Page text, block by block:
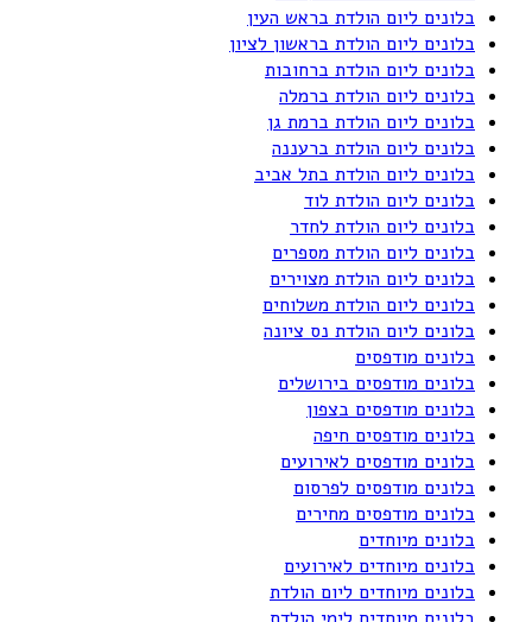
בלונים ליום הולדת בראש העין
בלונים ליום הולדת בראשון לציון
בלונים ליום הולדת ברחובות
בלונים ליום הולדת ברמלה
בלונים ליום הולדת ברמת גן
בלונים ליום הולדת ברעננה
בלונים ליום הולדת בתל אביב
בלונים ליום הולדת לוד
בלונים ליום הולדת לחדר
בלונים ליום הולדת מספרים
בלונים ליום הולדת מצוירים
בלונים ליום הולדת משלוחים
בלונים ליום הולדת נס ציונה
בלונים מודפסים
בלונים מודפסים בירושלים
בלונים מודפסים בצפון
בלונים מודפסים חיפה
בלונים מודפסים לאירועים
בלונים מודפסים לפרסום
בלונים מודפסים מחירים
בלונים מיוחדים
בלונים מיוחדים לאירועים
בלונים מיוחדים ליום הולדת